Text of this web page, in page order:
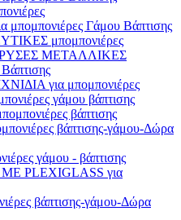
Γάμου Βάπτισης
μπομπονιέρες
ΜΕΤΑΛΛΙΚΕΣ
για μπομπονιέρες
γάμου βάπτισης
βάπτισης
βάπτισης-γάμου-Δώρα
γάμου - βάπτισης
PLEXIGLASS για
βάπτισης-γάμου-Δώρα